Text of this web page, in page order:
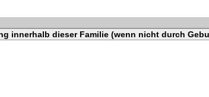
innerhalb dieser Familie (wenn nicht durch